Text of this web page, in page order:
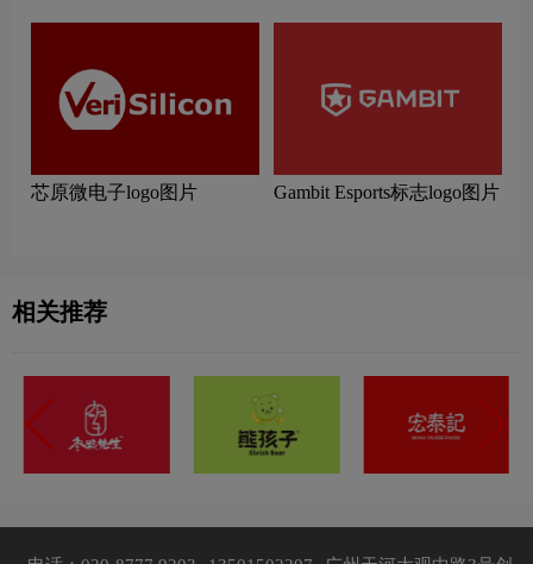
芯原微电子logo图片 Gambit Esports标志logo图片
相关推荐